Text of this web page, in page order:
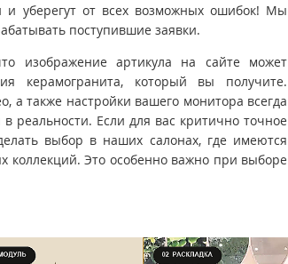
и уберегут от всех возможных ошибок! Мы
поступившие заявки.
изображение артикула на сайте может
керамогранита, который вы получите.
а также настройки вашего монитора всегда
реальности. Если для вас критично точное
выбор в наших салонах, где имеются
коллекций. Это особенно важно при выборе